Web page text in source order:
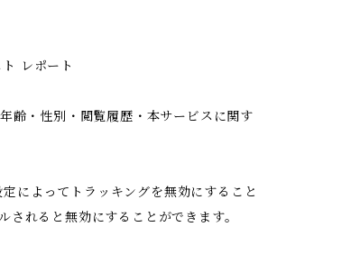
レポート
・性別・閲覧履歴・本サービスに関す
によってトラッキングを無効にすること
れると無効にすることができます。